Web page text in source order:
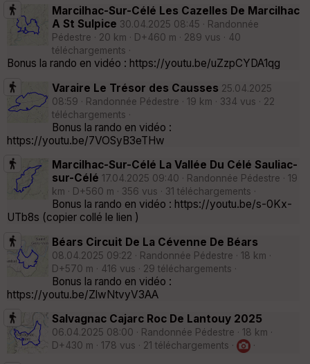
Marcilhac-Sur-Célé Les Cazelles De Marcilhac
A St Sulpice 30.04.2025 08:45 · Randonnée
Pédestre · 20 km · D+460 m · 289 vus · 40
téléchargements ·
Bonus la rando en vidéo : https://youtu.be/uZzpCYDA1qg
Varaire Le Trésor des Causses 25.04.2025
08:59 · Randonnée Pédestre · 19 km · 334 vus · 22
téléchargements ·
Bonus la rando en vidéo :
https://youtu.be/7VOSyB3eTHw
Marcilhac-Sur-Célé La Vallée Du Célé Sauliac-
sur-Célé 17.04.2025 09:40 · Randonnée Pédestre · 19
km · D+560 m · 356 vus · 31 téléchargements ·
Bonus la rando en vidéo : https://youtu.be/s-0Kx-
UTb8s (copier collé le lien )
Béars Circuit De La Cévenne De Béars
08.04.2025 09:22 · Randonnée Pédestre · 18 km ·
D+570 m · 416 vus · 29 téléchargements ·
Bonus la rando en vidéo :
https://youtu.be/ZlwNtvyV3AA
Salvagnac Cajarc Roc De Lantouy 2025
06.04.2025 08:00 · Randonnée Pédestre · 18 km ·
D+430 m · 178 vus · 21 téléchargements ·
·